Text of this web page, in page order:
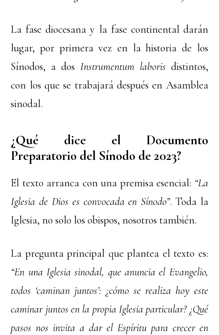
La fase diocesana y la fase continental darán
lugar, por primera vez en la historia de los
Sínodos, a dos Instrumentum laboris distintos,
con los que se trabajará después en Asamblea
sinodal.
¿Qué dice el Documento
Preparatorio del Sínodo de 2023?
El texto arranca con una premisa esencial: “La
Iglesia de Dios es convocada en Sínodo”. Toda la
Iglesia, no solo los obispos, nosotros también.
La pregunta principal que plantea el texto es:
“En una Iglesia sinodal, que anuncia el Evangelio,
todos ‘caminan juntos’: ¿cómo se realiza hoy este
caminar juntos en la propia Iglesia particular? ¿Qué
pasos nos invita a dar el Espíritu para crecer en